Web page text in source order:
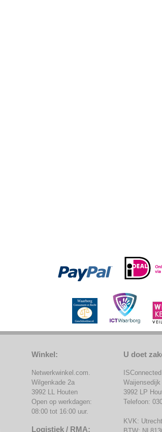
Winkel:
Netwerkwinkel.com.
Wilgenkade 2a
3992 LL Houten
Open op werkdagen:
08:00 tot 16:00 uur.
Logistiek / RMA:
U doet
Waijensedijk
3992 LP
Telefoon:
KVK: